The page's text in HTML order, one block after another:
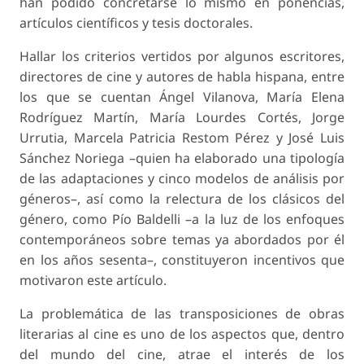
artículos científicos y tesis doctorales.
Hallar los criterios vertidos por algunos escritores,
directores de cine y autores de habla hispana, entre
los que se cuentan Ángel Vilanova, María Elena
Rodríguez Martín, María Lourdes Cortés, Jorge
Urrutia, Marcela Patricia Restom Pérez y José Luis
Sánchez Noriega –quien ha elaborado una tipología
de las adaptaciones y cinco modelos de análisis por
géneros–, así como la relectura de los clásicos del
género, como Pío Baldelli –a la luz de los enfoques
contemporáneos sobre temas ya abordados por él
en los años sesenta–, constituyeron incentivos que
motivaron este artículo.
La problemática de las transposiciones de obras
literarias al cine es uno de los aspectos que, dentro
del mundo del cine, atrae el interés de los